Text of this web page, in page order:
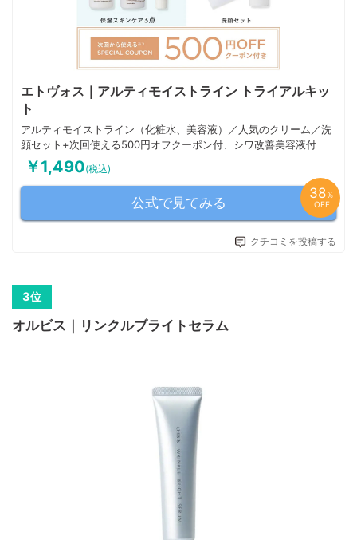
エトヴォス｜アルティモイストライン トライアルキッ
ト
アルティモイストライン（化粧水、美容液）／人気のクリーム／洗
顔セット+次回使える500円オフクーポン付、シワ改善美容液付
￥1,490(税込)
公式で見てみる
38％
OFF
クチコミを投稿する
オルビス｜リンクルブライトセラム